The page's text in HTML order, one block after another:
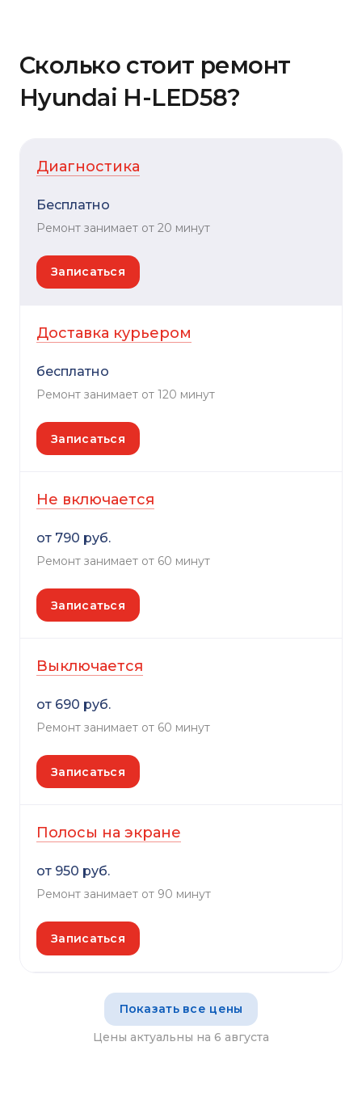
Сколько стоит ремонт
Hyundai H-LED58?
Диагностика
Бесплатно
Ремонт занимает от 20 минут
Записаться
Доставка курьером
бесплатно
Ремонт занимает от 120 минут
Записаться
Не включается
от 790 руб.
Ремонт занимает от 60 минут
Записаться
Выключается
от 690 руб.
Ремонт занимает от 60 минут
Записаться
Полосы на экране
от 950 руб.
Ремонт занимает от 90 минут
Записаться
Показать все цены
Цены актуальны на 6 августа